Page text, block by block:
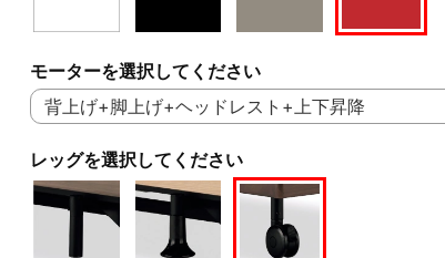
モーターを選択してください
レッグを選択してください